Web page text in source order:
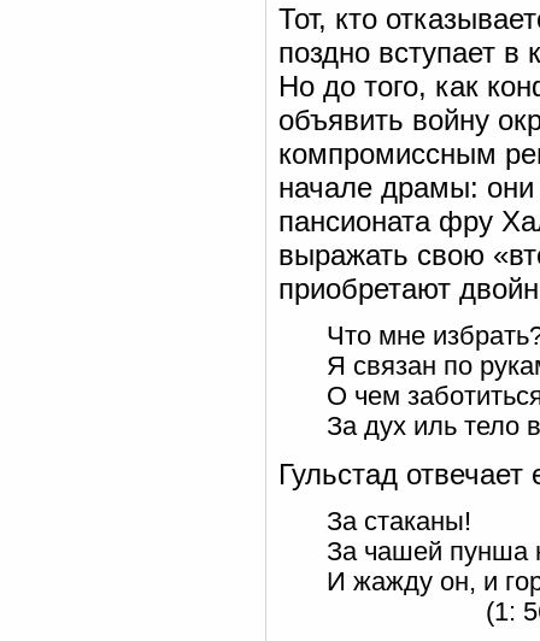
Тот, кто
поздно вступает
Но до того, как
объявить войну
компромиссным
начале драмы: они
пансионата фру
выражать свою
приобретают
Что мне
Я связан по
О чем
За дух иль тело
Гульстад отвечает
За стаканы!
За чашей пунша
И жажду он, и
(1: